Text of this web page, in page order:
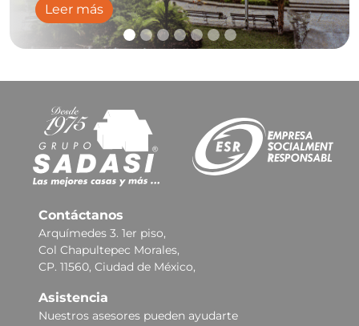
Leer más
Contáctanos
Arquímedes 3. 1er piso,
Col Chapultepec Morales,
CP. 11560, Ciudad de México,
Asistencia
Nuestros asesores pueden ayudarte